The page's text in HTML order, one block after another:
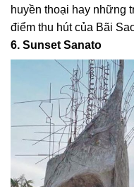
huyền thoại hay những
điểm thu hút của Bãi
6. Sunset Sanato